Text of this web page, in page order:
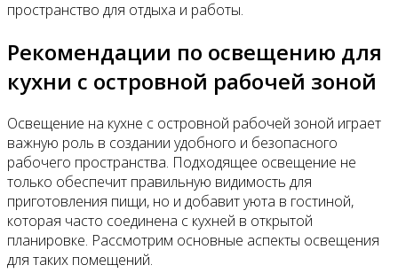
пространство для отдыха и работы.
Рекомендации по освещению для
кухни с островной рабочей зоной
Освещение на кухне с островной рабочей зоной играет
важную роль в создании удобного и безопасного
рабочего пространства. Подходящее освещение не
только обеспечит правильную видимость для
приготовления пищи, но и добавит уюта в гостиной,
которая часто соединена с кухней в открытой
планировке. Рассмотрим основные аспекты освещения
для таких помещений.